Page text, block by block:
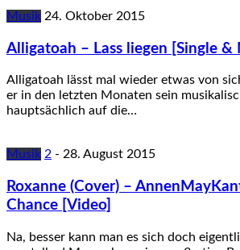
Musik 24. Oktober 2015
Alligatoah – Lass liegen [Single &
Alligatoah lässt mal wieder etwas von
er in den letzten Monaten sein
hauptsächlich auf die…
Musik 2 - 28. August 2015
Roxanne (Cover) –
Chance [Video]
Na, besser kann man es sich doch